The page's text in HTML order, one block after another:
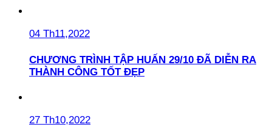
04 Th11,2022
CHƯƠNG TRÌNH TẬP HUẤN 29/10 ĐÃ DIỄN RA
THÀNH CÔNG TỐT ĐẸP
27 Th10,2022